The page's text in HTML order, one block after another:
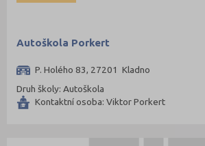
Autoškola Porkert
P. Holého 83, 27201 Kladno
Druh školy: Autoškola
Kontaktní osoba: Viktor Porkert